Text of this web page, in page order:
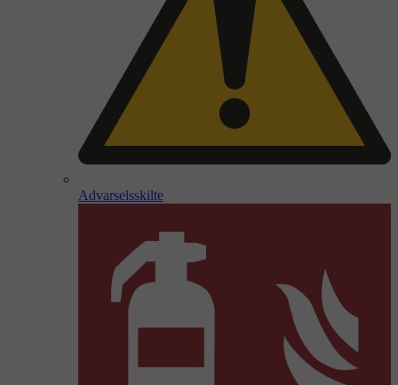
Advarselsskilte